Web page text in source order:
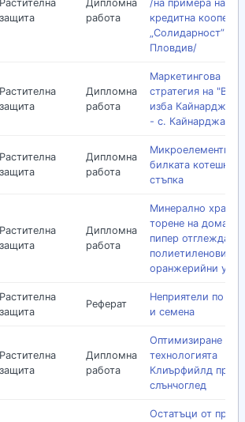
Растителна
защита
Дипломна
работа
/на примера на
кредитна
„Солидарност” -
Пловдив/
Растителна
защита
Дипломна
работа
Маркетингова
стратегия на
изба Кайнарджа"
- с. Кайнарджа
Растителна
защита
Дипломна
работа
Микроелементи в
билката котешка
стъпка
Растителна
защита
Дипломна
работа
Минерално
торене на домати
пипер отглеждани
полиетиленови
оранжерийни
Растителна
защита
Реферат
Неприятели по
и семена
Растителна
защита
Дипломна
работа
Оптимизиране на
технологията
Клиърфийлд при
слънчоглед
Остатъци от